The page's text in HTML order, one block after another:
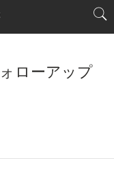
ローアップ